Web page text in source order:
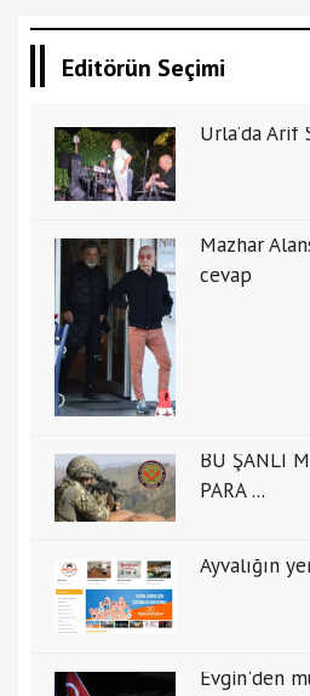
Editörün Seçimi
Urla’da Arif
Mazhar
cevap
BU ŞANLI
PARA ...
Ayvalığın
Evgin'den